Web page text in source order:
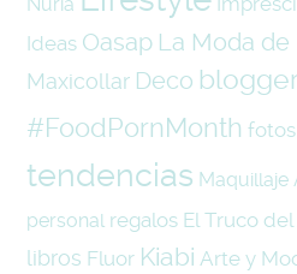
Ideas Oasap La Moda de
Maxicollar Deco
#FoodPornMonth fotos
tendencias Maquillaje
personal regalos El Truco
libros Fluor Kiabi Arte y